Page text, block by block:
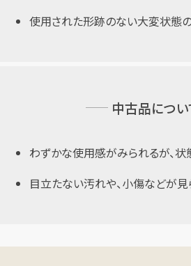
使用された形跡のない大変状態
中古品につい
わずかな使用感がみられるが、
目立たない汚れや、小傷などが